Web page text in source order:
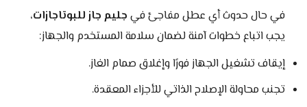
في حال حدوث أي عطل مفاجئ في جليم جاز للبوتاجازات،
يجب اتباع خطوات آمنة لضمان سلامة المستخدم والجهاز:
إيقاف تشغيل الجهاز فورًا وإغلاق صمام الغاز.
تجنب محاولة الإصلاح الذاتي للأجزاء المعقدة.